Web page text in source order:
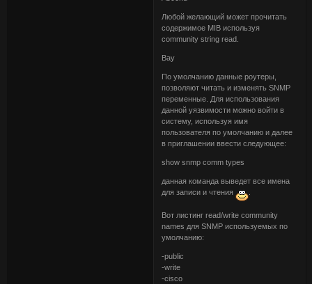
Любой желающий может прочитать
содержимое MIB используя
community string read.
Bay
По умолчанию данные роутеры,
позволяют читать и изменять SNMP
переменные. Для использования
данной уязвимости можно войти в
систему, используя имя
пользователя по умолчанию и далее
в приглашении ввести следующее:
show snmp comm types
данная команда выведет все имена
для записи и чтения
Вот листинг read/write community
names для SNMP используемых по
умолчанию:
-public
-write
-cisco